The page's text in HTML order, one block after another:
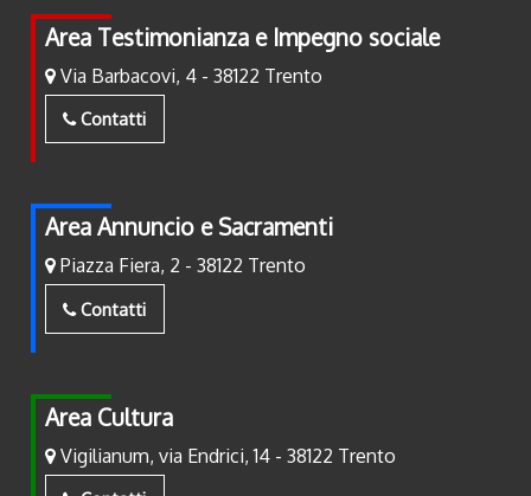
Area Testimonianza e Impegno sociale
Via Barbacovi, 4 - 38122 Trento
Contatti
Area Annuncio e Sacramenti
Piazza Fiera, 2 - 38122 Trento
Contatti
Area Cultura
Vigilianum, via Endrici, 14 - 38122 Trento